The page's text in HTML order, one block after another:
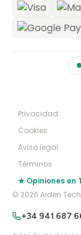
Privacidad
Cookies
Aviso legal
Términos
★ Opiniones en
© 2026 Aiden
+34 941 687